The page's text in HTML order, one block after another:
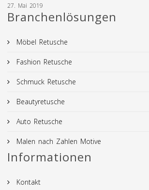
27. Mai 2019
Branchenlösungen
Möbel Retusche
Fashion Retusche
Schmuck Retusche
Beautyretusche
Auto Retusche
Malen nach Zahlen Motive
Informationen
Kontakt